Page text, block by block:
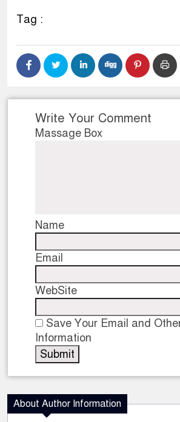
Tag :
Write Your Comment
Massage Box
Name
Email
WebSite
Save Your Email and
Information
About Author Information